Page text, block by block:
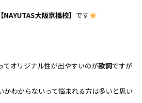
【NAYUTAS大阪京橋校】 です
てオリジナル性が出やすいのが歌詞ですが
かわからないって悩まれる方は多いと思い